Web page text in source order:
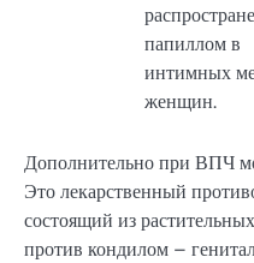
папиллом в
интимных
женщин.
Дополнительно при ВПЧ
Это лекарственный
состоящий из
против кондилом –